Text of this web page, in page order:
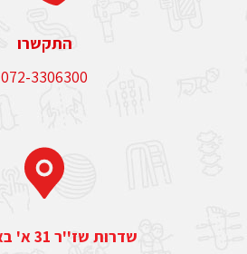
התקשרו
072-3306300
שדרות שז''ר 31 א' באר שבע